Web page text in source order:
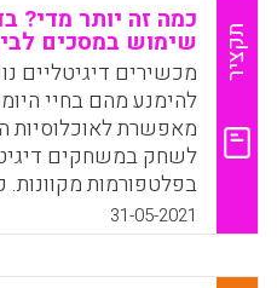
תקציר
כמה זה יותר מדי?
שימוש במסכים
מכשירים דיגיטליים
להימנע מהם בחיי
מאפשרת לאוכלוסיות
לשחק במשחקים
בפלטפורמות
ותדירותו, כך עלו
במכשירים לבין
דיכאון והימנעות
31-05-2021